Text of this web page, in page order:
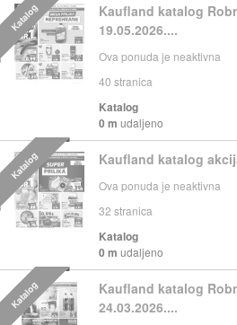
Kaufland katalog
19.05.2026....
Ova ponuda je neaktivna
40 stranica
Katalog
0 m udaljeno
Katalog
Kaufland katalog
Ova ponuda je neaktivna
32 stranica
Katalog
0 m udaljeno
Katalog
Kaufland katalog
24.03.2026....
Katalog